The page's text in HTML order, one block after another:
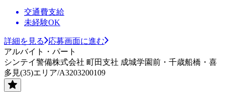
交通費支給
未経験OK
詳細を見る
応募画面に進む
アルバイト・パート
シンテイ警備株式会社 町田支社 成城学園前・千歳船橋・喜
多見(35)エリア/A3203200109